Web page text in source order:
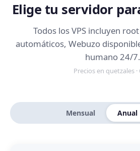
Elige tu servidor
Todos los VPS incluyen
automáticos, Webuzo
humano 24/7.
Precios en quetzales ·
Mensual Anual